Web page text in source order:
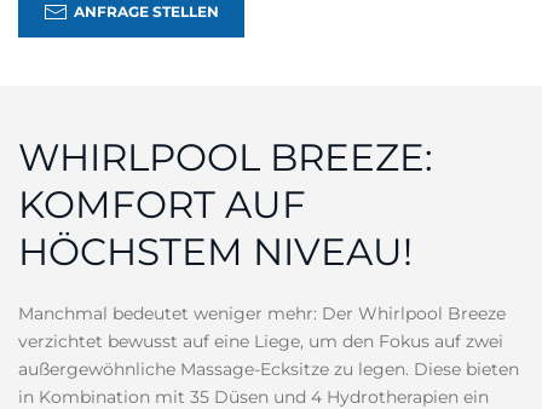
ANFRAGE STELLEN
WHIRLPOOL BREEZE:
KOMFORT AUF
HÖCHSTEM NIVEAU!
Manchmal bedeutet weniger mehr: Der Whirlpool Breeze
verzichtet bewusst auf eine Liege, um den Fokus auf zwei
außergewöhnliche Massage-Ecksitze zu legen. Diese bieten
in Kombination mit 35 Düsen und 4 Hydrotherapien ein